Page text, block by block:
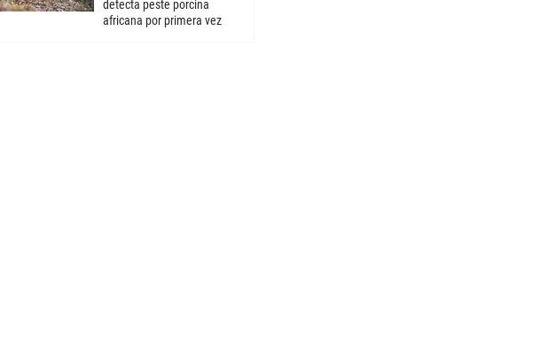
detecta peste porcina
africana por primera vez